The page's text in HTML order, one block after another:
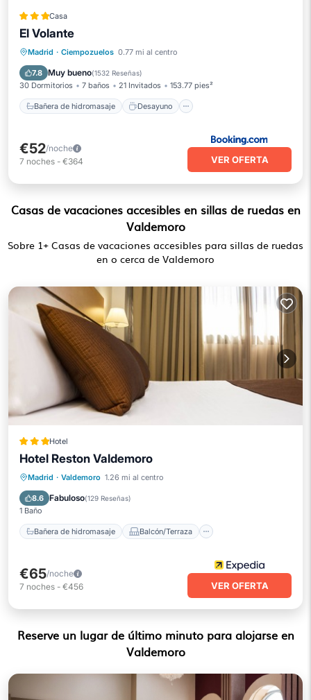
Casa
El Volante
Madrid · Ciempozuelos 0.77 mi al centro
7.8 Muy bueno(1532 Reseñas)
30 Dormitorios 7 baños 21 Invitados 153.77 pies²
Bañera de hidromasaje Desayuno
Bañera de hidromasaje
Aparcamiento
€52/noche
7 noches - €364 VER OFERTA
Casas de vacaciones accesibles en sillas de ruedas en
Valdemoro
Sobre 1+ Casas de vacaciones accesibles para sillas de ruedas
en o cerca de Valdemoro
Hotel
Hotel Reston Valdemoro
Madrid · Valdemoro 1.26 mi al centro
8.6 Fabuloso(129 Reseñas)
1 Baño
Bañera de hidromasaje Balcón/Terraza
Bañera de hidromasaje
Cocina
Aire acondicionado
€65/noche
7 noches - €456 VER OFERTA
Reserve un lugar de último minuto para alojarse en
Valdemoro